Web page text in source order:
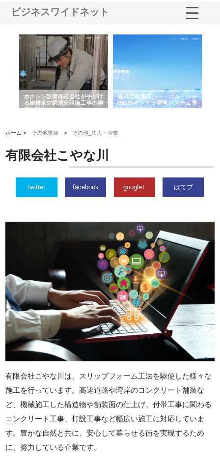
ビジネスワイドネット
ホクシン設備株式会社が手がけ
る給排水空調消火設備工事の実
績と強み
株式会社東京シー・エム・シー
のGISインフラ管理システム導
入メリット
ホーム > その他業種 > その他_法人・企業
有限会社こやな川
twitter facebook google+ はてブ
有限会社こやな川は、スリップフォーム工法を駆使した様々な
施工を行っています。高速道路や湾岸のコンクリート舗装な
ど、機械施工した構造物や舗装面の仕上げ、付帯工事に関わる
コンクリート工事、打設工事など幅広い施工に対応していま
す。豊かな自然と共に、安心して暮らせる街を実現するため
に、努力している企業です。